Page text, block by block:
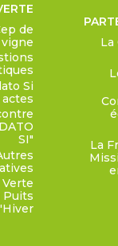
de
vigne
Si
SI"
Puits
La
La